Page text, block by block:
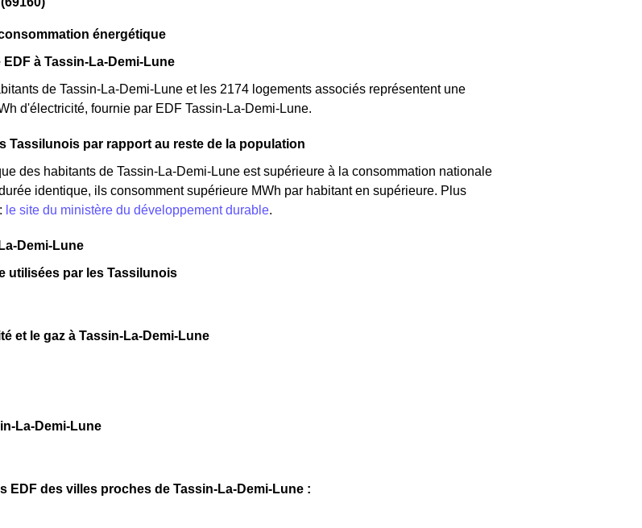
énergétique
à Tassin-La-Demi-Lune
de Tassin-La-Demi-Lune et les 2174 logements associés représentent une
d'électricité, fournie par EDF Tassin-La-Demi-Lune.
Tassilunois par rapport au reste de la population
des habitants de Tassin-La-Demi-Lune est supérieure à la consommation nationale
identique, ils consomment supérieure MWh par habitant en supérieure. Plus
le site du ministère du développement durable.
Demi-Lune
utilisées par les Tassilunois
et le gaz à Tassin-La-Demi-Lune
La-Demi-Lune
EDF des villes proches de Tassin-La-Demi-Lune :